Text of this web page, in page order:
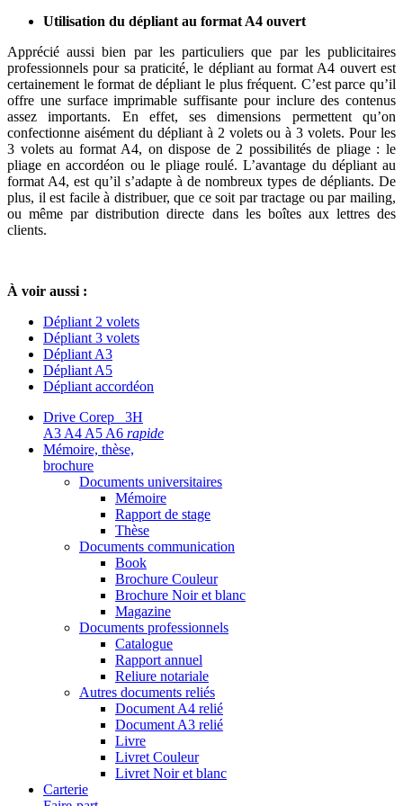
Utilisation du dépliant au format A4 ouvert
Apprécié aussi bien par les particuliers que par les publicitaires
professionnels pour sa praticité, le dépliant au format A4 ouvert est
certainement le format de dépliant le plus fréquent. C’est parce qu’il
offre une surface imprimable suffisante pour inclure des contenus
assez importants. En effet, ses dimensions permettent qu’on
confectionne aisément du dépliant à 2 volets ou à 3 volets. Pour les
3 volets au format A4, on dispose de 2 possibilités de pliage : le
pliage en accordéon ou le pliage roulé. L’avantage du dépliant au
format A4, est qu’il s’adapte à de nombreux types de dépliants. De
plus, il est facile à distribuer, que ce soit par tractage ou par mailing,
ou même par distribution directe dans les boîtes aux lettres des
clients.
À voir aussi :
Dépliant 2 volets
Dépliant 3 volets
Dépliant A3
Dépliant A5
Dépliant accordéon
Drive Corep 3H
A3 A4 A5 A6 rapide
Mémoire, thèse,
brochure
Documents universitaires
Mémoire
Rapport de stage
Thèse
Documents communication
Book
Brochure Couleur
Brochure Noir et blanc
Magazine
Documents professionnels
Catalogue
Rapport annuel
Reliure notariale
Autres documents reliés
Document A4 relié
Document A3 relié
Livre
Livret Couleur
Livret Noir et blanc
Carterie